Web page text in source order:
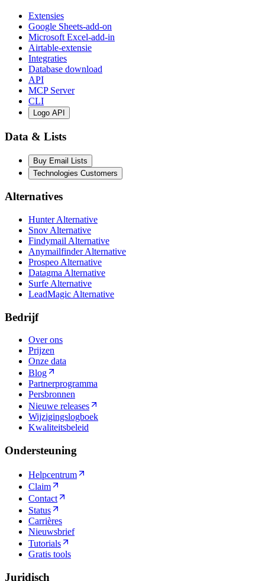
Extensies
Google Sheets-add-on
Microsoft Excel-add-in
Airtable-extensie
Integraties
Database download
API
MCP Server
CLI
Logo API
Data & Lists
Buy Email Lists
Technologies Customers
Alternatives
Hunter Alternative
Snov Alternative
Findymail Alternative
Anymailfinder Alternative
Prospeo Alternative
Datagma Alternative
Surfe Alternative
LeadMagic Alternative
Bedrijf
Over ons
Prijzen
Onze data
Blog
Partnerprogramma
Persbronnen
Nieuwe releases
Wijzigingslogboek
Kwaliteitsbeleid
Ondersteuning
Helpcentrum
Claim
Contact
Status
Carrières
Nieuwsbrief
Tutorials
Gratis tools
Juridisch